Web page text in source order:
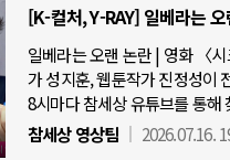
[K-컬처, Y-RAY] 일베라는
일베라는 오랜 논란 | 영화 〈
가 성지훈, 웹툰작가 진정성이
8시마다 참세상 유튜브를 통해
참세상 영상팀
2026.07.16.